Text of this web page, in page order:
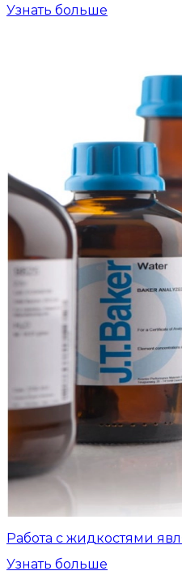
Узнать больше
Работа с жидкостями
Узнать больше